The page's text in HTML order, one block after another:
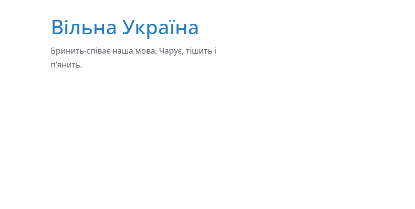
Вільна Україна
Бринить-співає наша мова, Чарує, тішить і
п’янить.